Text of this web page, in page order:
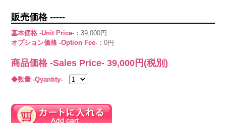
販売価格 -----
基本価格 -Unit Price-：39,000円
オプション価格 -Option Fee-：0円
商品価格 -Sales Price-39,000 円(税別)
◆数量 -Qyantity-